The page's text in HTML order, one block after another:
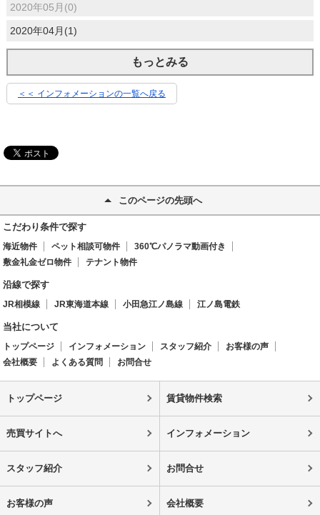
2020年05月(0)
2020年04月(1)
もっとみる
＜＜ インフォメーションの一覧へ戻る
このページの先頭へ
こだわり条件で探す
海近物件 ペット相談可物件
360℃パノラマ動画付き
敷金礼金ゼロ物件
テナント物件
沿線で探す
JR相模線 JR東海道本線 小田急江ノ島線 江ノ島電鉄
当社について
トップページ インフォメーション スタッフ紹介
お客様の声
会社概要
よくある質問 お問合せ
トップページ 賃貸物件検索
売買サイトへ インフォメーション
スタッフ紹介 お問合せ
お客様の声 会社概要